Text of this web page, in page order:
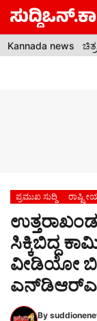
Skip
content
Kannada news
ಪ್ರಮುಖ ಸುದ್ದಿ
ಉತ್ತರಾಖಂಡ
ಸಿಕ್ಕಿಬಿದ್ದ
ವೀಡಿಯೋ
By